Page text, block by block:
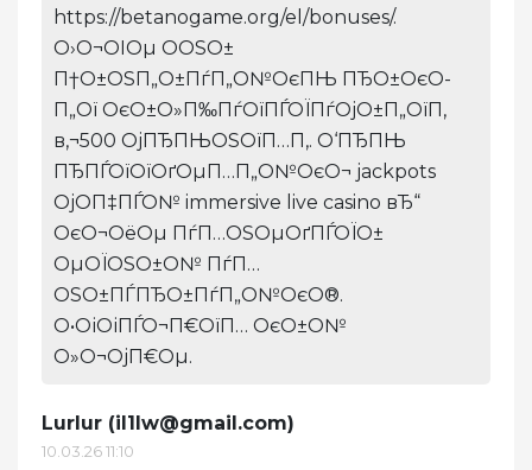
https://betanogame.org/el/bonuses/.
О›О¬ОІОµ О­ОЅО±
П†О±ОЅП„О±ПѓП„О№ОєПЊ ПЂО±ОєО­
П„Ої ОєО±О»П‰ПѓОїПЃОЇПѓОјО±П„ОїП‚
в‚¬500 ОјПЂПЊОЅОїП…П‚. О‘ПЂПЊ
ПЂПЃОїОїОґОµП…П„О№ОєО¬ jackpots
ОјО­П‡ПЃО№ immersive live casino вЂ“
ОєО¬ОёОµ ПѓП…ОЅОµОґПЃОЇО±
ОµОЇОЅО±О№ ПѓП…
ОЅО±ПЃПЂО±ПѓП„О№ОєО®.
О•ОіОіПЃО¬П€ОїП… ОєО±О№
О»О¬ОјП€Оµ.
Lurlur (il1lw@gmail.com)
10.03.26 11:10